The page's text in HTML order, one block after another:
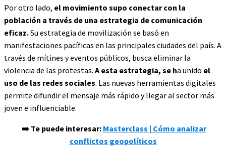
Por otro lado, el movimiento supo conectar con la
población a través de una estrategia de comunicación
eficaz.Su estrategia de movilización se basó en
manifestaciones pacíficas en las principales ciudades del país. A
través de mítines y eventos públicos, busca eliminar la
violencia de las protestas. A esta estrategia, se ha unido el
uso de las redes sociales. Las nuevas herramientas digitales
permite difundir el mensaje más rápido y llegar al sector más
joven e influenciable.
➡️ Te puede interesar: Masterclass | Cómo analizar
conflictos geopolíticos